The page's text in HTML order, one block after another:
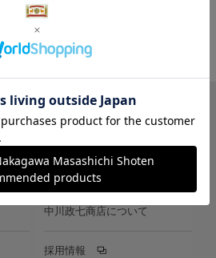
X Facebook メールマガジン
中川政七商店について
採用情報